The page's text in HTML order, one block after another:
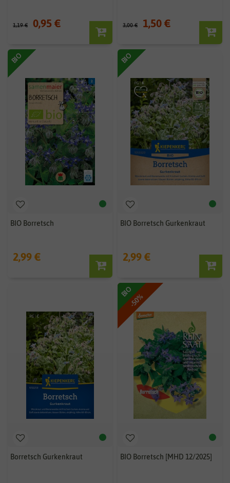
1,19 € 0,95 € 3,00 € 1,50 €
BIO
BIO Borretsch
2,99 €
BIO
BIO Borretsch Gurkenkraut
2,99 €
Borretsch Gurkenkraut
-50%
BIO
BIO Borretsch [MHD 12/2025]